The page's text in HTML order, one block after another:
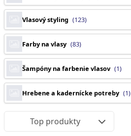
Vlasový styling (123)
Farby na vlasy (83)
Šampóny na farbenie vlasov (1)
Hrebene a kadernícke potreby (1)
Top produkty